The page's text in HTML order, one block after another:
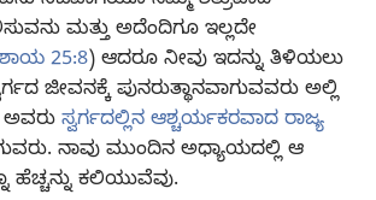
ಮತ್ತು ಅದೆಂದಿಗೂ ಇಲ್ಲದೇ
25:8) ಆದರೂ ನೀವು ಇದನ್ನು ತಿಳಿಯಲು
ಜೀವನಕ್ಕೆ ಪುನರುತ್ಥಾನವಾಗುವವರು ಅಲ್ಲಿ
ಅವರು ಸ್ವರ್ಗದಲ್ಲಿನ ಆಶ್ಚರ್ಯಕರವಾದ ರಾಜ್ಯ
ನಾವು ಮುಂದಿನ ಅಧ್ಯಾಯದಲ್ಲಿ ಆ
ಹೆಚ್ಚನ್ನು ಕಲಿಯುವೆವು.